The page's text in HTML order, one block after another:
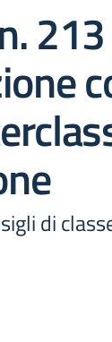
213
di